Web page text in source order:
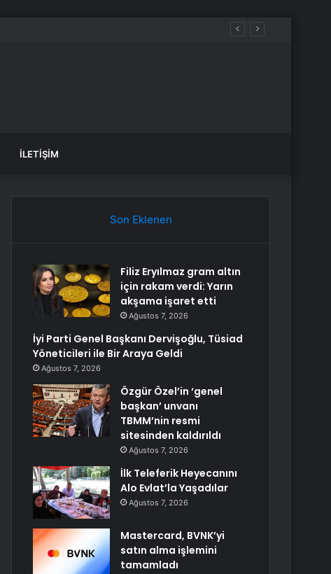
İLETIŞIM
Son Eklenen
Filiz Eryılmaz gram altın
için rakam verdi: Yarın
akşama işaret etti
Ağustos 7, 2026
İyi Parti Genel Başkanı Dervişoğlu, Tüsiad
Yöneticileri ile Bir Araya Geldi
Ağustos 7, 2026
Özgür Özel’in ‘genel
başkan’ unvanı
TBMM’nin resmi
sitesinden kaldırıldı
Ağustos 7, 2026
İlk Teleferik Heyecanını
Alo Evlat’la Yaşadılar
Ağustos 7, 2026
Mastercard, BVNK’yi
satın alma işlemini
tamamladı